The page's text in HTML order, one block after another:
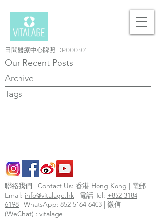
日間醫療中心牌照 DP000301
Our Recent Posts
Archive
Tags
聯絡我們 | Contact Us: 香港 Hong Kong | 電郵
Email: info@vitalage.hk | 電話 Tel: +852 3184
6198 | WhatsApp: 852 5164 6403 | 微信
(WeChat) : vitalage